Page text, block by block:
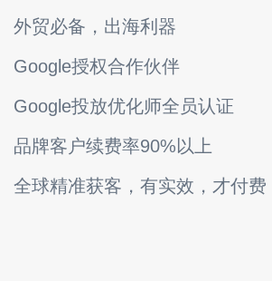
外贸必备，出海利器
Google授权合作伙伴
Google投放优化师全员认证
品牌客户续费率90%以上
全球精准获客，有实效，才付费